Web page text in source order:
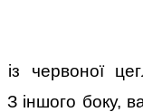
червоної
іншого боку,